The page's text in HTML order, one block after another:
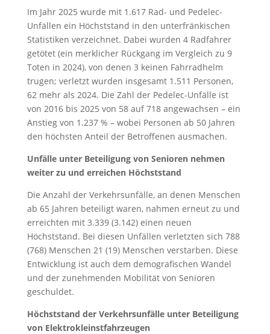
Im Jahr 2025 wurde mit 1.617 Rad- und Pedelec-
Unfällen ein Höchststand in den unterfränkischen
Statistiken verzeichnet. Dabei wurden 4 Radfahrer
getötet (ein merklicher Rückgang im Vergleich zu 9
Toten in 2024), von denen 3 keinen Fahrradhelm
trugen; verletzt wurden insgesamt 1.511 Personen,
62 mehr als 2024. Die Zahl der Pedelec-Unfälle ist
von 2016 bis 2025 von 58 auf 718 angewachsen – ein
Anstieg von 1.237 % – wobei Personen ab 50 Jahren
den höchsten Anteil der Betroffenen ausmachen.
Unfälle unter Beteiligung von Senioren nehmen
weiter zu und erreichen Höchststand
Die Anzahl der Verkehrsunfälle, an denen Menschen
ab 65 Jahren beteiligt waren, nahmen erneut zu und
erreichten mit 3.339 (3.142) einen neuen
Höchststand. Bei diesen Unfällen verletzten sich 788
(768) Menschen 21 (19) Menschen verstarben. Diese
Entwicklung ist auch dem demografischen Wandel
und der zunehmenden Mobilität von Senioren
geschuldet.
Höchststand der Verkehrsunfälle unter Beteiligung
von Elektrokleinstfahrzeugen